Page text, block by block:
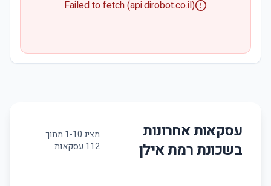
Failed to fetch (api.dirobot.co.il)
עסקאות אחרונות
בשכונתרמת אילן
מציג 1-10
מתוך
112 עסקאות